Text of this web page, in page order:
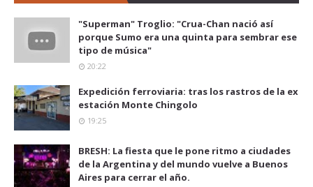
"Superman" Troglio: "Crua-Chan nació así
porque Sumo era una quinta para sembrar ese
tipo de música"
20:22
Expedición ferroviaria: tras los rastros de la ex
estación Monte Chingolo
19:25
BRESH: La fiesta que le pone ritmo a ciudades
de la Argentina y del mundo vuelve a Buenos
Aires para cerrar el año.